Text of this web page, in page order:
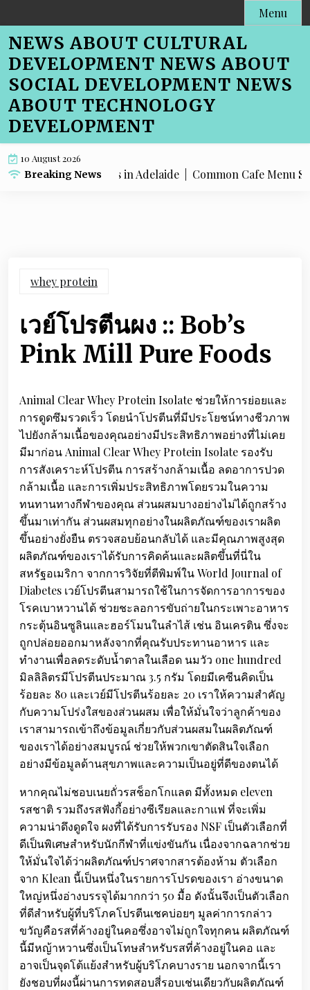
to
content
Menu
NEWS ABOUT CULTURAL
DEVELOPMENT NEWS ABOUT
SOCIAL DEVELOPMENT NEWS
ABOUT TECHNOLOGY
DEVELOPMENT
10 August 2026
Breaking News
for Farmers in Adelaide |Common Cafe Menu SEO
whey protein
เวย์โปรตีนผง :: Bob’s
Pink Mill Pure Foods
Animal Clear Whey Protein Isolate ช่วยให้การย่อยและ
การดูดซึมรวดเร็ว โดยนำโปรตีนที่มีประโยชน์ทางชีวภาพ
ไปยังกล้ามเนื้อของคุณอย่างมีประสิทธิภาพอย่างที่ไม่เคย
มีมาก่อน Animal Clear Whey Protein Isolate รองรับ
การสังเคราะห์โปรตีน การสร้างกล้ามเนื้อ ลดอาการปวด
กล้ามเนื้อ และการเพิ่มประสิทธิภาพโดยรวมในความ
ทนทานทางกีฬาของคุณ ส่วนผสมบางอย่างไม่ได้ถูกสร้าง
ขึ้นมาเท่ากัน ส่วนผสมทุกอย่างในผลิตภัณฑ์ของเราผลิต
ขึ้นอย่างยั่งยืน ตรวจสอบย้อนกลับได้ และมีคุณภาพสูงสุด
ผลิตภัณฑ์ของเราได้รับการคิดค้นและผลิตขึ้นที่นี่ใน
สหรัฐอเมริกา จากการวิจัยที่ตีพิมพ์ใน World Journal of
Diabetes เวย์โปรตีนสามารถใช้ในการจัดการอาการของ
โรคเบาหวานได้ ช่วยชะลอการขับถ่ายในกระเพาะอาหาร
กระตุ้นอินซูลินและฮอร์โมนในลำไส้ เช่น อินเครติน ซึ่งจะ
ถูกปล่อยออกมาหลังจากที่คุณรับประทานอาหาร และ
ทำงานเพื่อลดระดับน้ำตาลในเลือด นมวัว one hundred
มิลลิลิตรมีโปรตีนประมาณ 3.5 กรัม โดยมีเคซีนคิดเป็น
ร้อยละ 80 และเวย์มีโปรตีนร้อยละ 20 เราให้ความสำคัญ
กับความโปร่งใสของส่วนผสม เพื่อให้มั่นใจว่าลูกค้าของ
เราสามารถเข้าถึงข้อมูลเกี่ยวกับส่วนผสมในผลิตภัณฑ์
ของเราได้อย่างสมบูรณ์ ช่วยให้พวกเขาตัดสินใจเลือก
อย่างมีข้อมูลด้านสุขภาพและความเป็นอยู่ที่ดีของตนได้
หากคุณไม่ชอบเนยถั่วรสช็อกโกแลต มีทั้งหมด eleven
รสชาติ รวมถึงรสฟังกี้อย่างซีเรียลและกาแฟ ที่จะเพิ่ม
ความน่าดึงดูดใจ ผงที่ได้รับการรับรอง NSF เป็นตัวเลือกที่
ดีเป็นพิเศษสำหรับนักกีฬาที่แข่งขันกัน เนื่องจากฉลากช่วย
ให้มั่นใจได้ว่าผลิตภัณฑ์ปราศจากสารต้องห้าม ตัวเลือก
จาก Klean นี้เป็นหนึ่งในรายการโปรดของเรา อ่างขนาด
ใหญ่หนึ่งอ่างบรรจุได้มากกว่า 50 มื้อ ดังนั้นจึงเป็นตัวเลือก
ที่ดีสำหรับผู้ที่บริโภคโปรตีนเชคบ่อยๆ มูลค่าการกล่าว
ขวัญคือรสที่ค้างอยู่ในคอซึ่งอาจไม่ถูกใจทุกคน ผลิตภัณฑ์
นี้มีหญ้าหวานซึ่งเป็นโทษสำหรับรสที่ค้างอยู่ในคอ และ
อาจเป็นจุดโต้แย้งสำหรับผู้บริโภคบางราย นอกจากนี้เรา
ยังชอบที่ผงนี้ผ่านการทดสอบสี่รอบเช่นเดียวกับผลิตภัณฑ์